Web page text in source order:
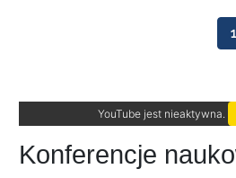
1
YouTube jest nieaktywna.
Konferencje